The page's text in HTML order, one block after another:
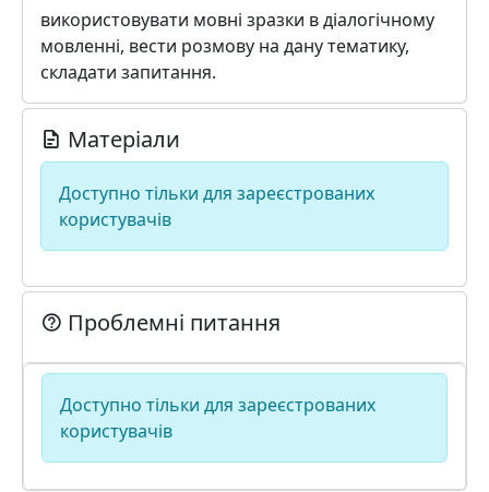
використовувати мовні зразки в діалогічному
мовленні, вести розмову на дану тематику,
складати запитання.
Матеріали
Доступно тільки для зареєстрованих
користувачів
Проблемні питання
Доступно тільки для зареєстрованих
користувачів